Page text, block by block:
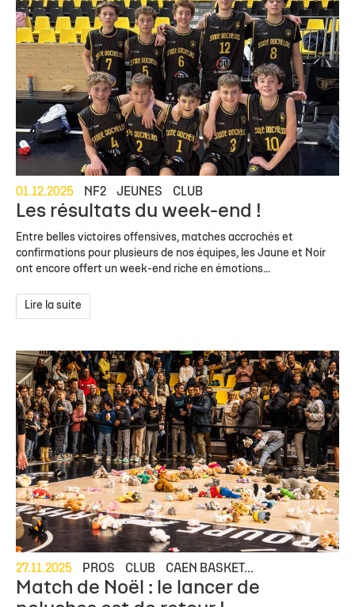
01.12.2025 NF2 JEUNES CLUB
Les résultats du week-end !
Entre belles victoires offensives, matches accrochés et
confirmations pour plusieurs de nos équipes, les Jaune et Noir
ont encore offert un week-end riche en émotions...
Lire la suite
27.11.2025 PROS CLUB CAEN BASKET...
Match de Noël : le lancer de